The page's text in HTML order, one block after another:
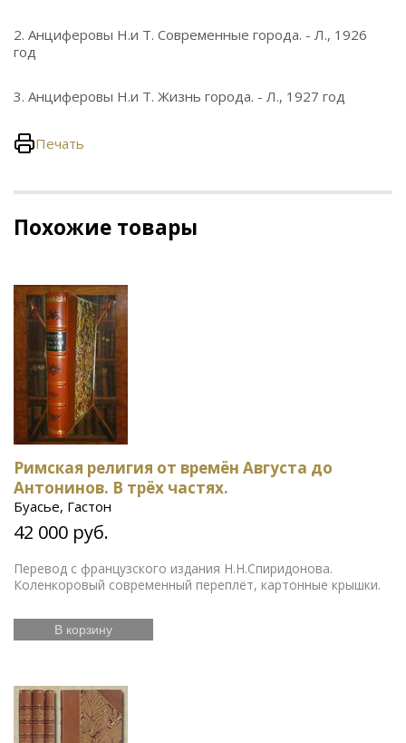
2. Анциферовы Н.и Т. Современные города. - Л., 1926
год
3. Анциферовы Н.и Т. Жизнь города. - Л., 1927 год
Печать
Похожие товары
Римская религия от времён Августа до
Антонинов. В трёх частях.
Буасье, Гастон
42 000 руб.
Перевод с французского издания Н.Н.Спиридонова.
Коленкоровый современный переплёт, картонные крышки.
В корзину